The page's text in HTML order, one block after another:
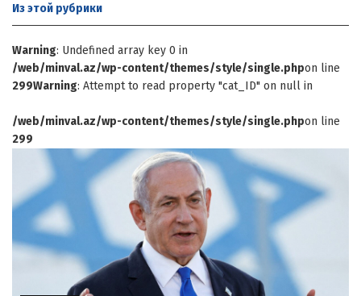
Из этой рубрики
Warning: Undefined array key 0 in
/web/minval.az/wp-content/themes/style/single.phpon line
299Warning: Attempt to read property "cat_ID" on null in
/web/minval.az/wp-content/themes/style/single.phpon line
299